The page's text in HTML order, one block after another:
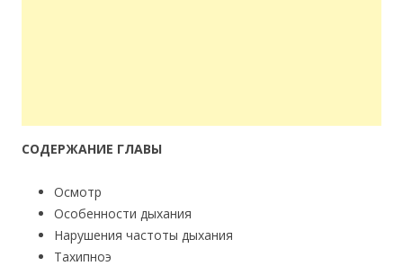
СОДЕРЖАНИЕ ГЛАВЫ
Осмотр
Особенности дыхания
Нарушения частоты дыхания
Тахипноэ